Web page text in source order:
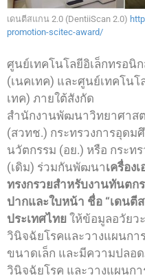
เดนตีสแกน 2.0 (DentiiScan 2.0)
promotion-scitec-award/
ศูนย์เทคโนโลยีอิเล็กทรอนิ
(เนคเทค) และศูนย์เทคโน
เทค) ภายใต้สังกัด
สํานักงานพัฒนาวิทยาศาส
(สวทช.) กระทรวงการอุดม
นวัตกรรม (อย.) หรือ กระท
(เดิม) ร่วมกันพัฒนาเครื่อง
ทรงกรวยสําหรับงานทันตก
ปากและใบหน้า ชื่อ “เดนตี
ประเทศไทย ให้ข้อมูลอวัยว
วินิจฉัยโรคและวางแผนก
ขนาดเล็ก และมีความปลอ
วินิจฉัยโรค และวางแผนก